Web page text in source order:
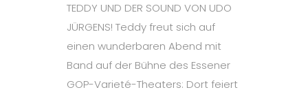
TEDDY UND DER SOUND VON UDO
JÜRGENS! Teddy freut sich auf
einen wunderbaren Abend mit
Band auf der Bühne des Essener
GOP-Varieté-Theaters: Dort feiert